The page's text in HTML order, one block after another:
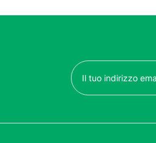
Email
(Obbligatorio)